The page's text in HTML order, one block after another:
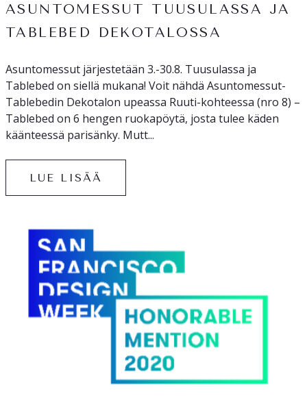
ASUNTOMESSUT TUUSULASSA JA
TABLEBED DEKOTALOSSA
Asuntomessut järjestetään 3.-30.8. Tuusulassa ja
Tablebed on siellä mukana! Voit nähdä Asuntomessut-
Tablebedin Dekotalon upeassa Ruuti-kohteessa (nro 8) –
Tablebed on 6 hengen ruokapöytä, josta tulee käden
käänteessä parisänky. Mutt...
LUE LISÄÄ